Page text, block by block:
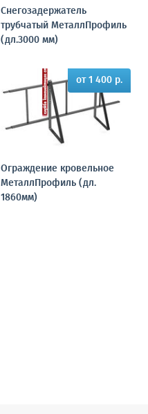
Снегозадержатель
трубчатый МеталлПрофиль
(дл.3000 мм)
от 1 400 р.
Ограждение кровельное
МеталлПрофиль (дл.
1860мм)